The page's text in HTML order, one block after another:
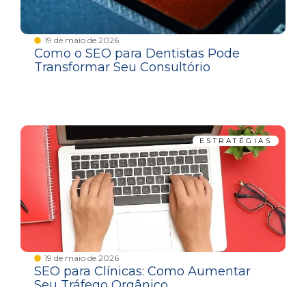
19 de maio de 2026
Como o SEO para Dentistas Pode
Transformar Seu Consultório
ESTRATÉGIAS
19 de maio de 2026
SEO para Clínicas: Como Aumentar